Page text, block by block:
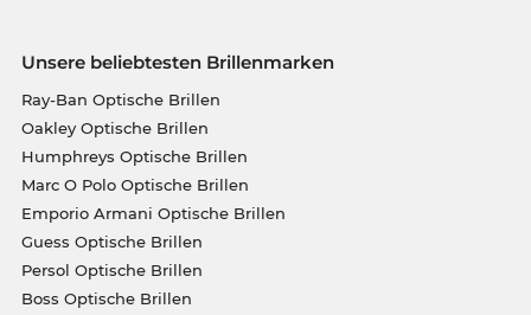
Unsere beliebtesten Brillenmarken
Ray-Ban Optische Brillen
Oakley Optische Brillen
Humphreys Optische Brillen
Marc O Polo Optische Brillen
Emporio Armani Optische Brillen
Guess Optische Brillen
Persol Optische Brillen
Boss Optische Brillen